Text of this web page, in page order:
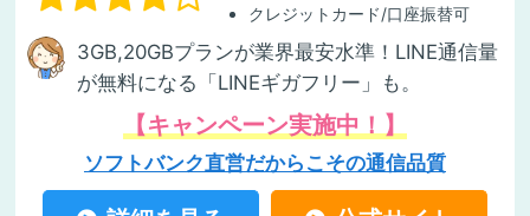
クレジットカード/口座振替可
3GB,20GBプランが業界最安水準！LINE通信量
が無料になる「LINEギガフリー」も。
【キャンペーン実施中！】
ソフトバンク直営だからこその通信品質